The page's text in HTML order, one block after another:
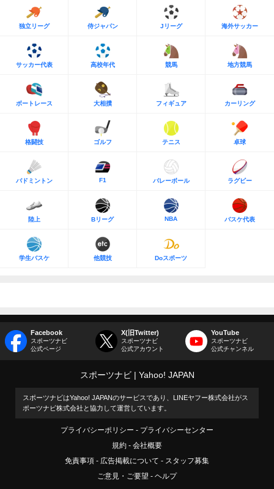
独立リーグ 侍ジャパン Jリーグ 海外サッカー
サッカー代表 高校年代 競馬 地方競馬
ボートレース 大相撲 フィギュア カーリング
格闘技 ゴルフ テニス 卓球
バドミントン F1 バレーボール ラグビー
陸上 Bリーグ NBA バスケ代表
学生バスケ 他競技 Doスポーツ
Facebook
スポーツナビ
公式ページ
X(旧Twitter)
スポーツナビ
公式アカウント
YouTube
スポーツナビ
公式チャンネル
スポーツナビ Yahoo! JAPAN
スポーツナビはYahoo! JAPANのサービスであり、LINEヤフー株式会社がス
ポーツナビ株式会社と協力して運営しています。
プライバシーポリシー
プライバシーセンター
規約
会社概要
免責事項
広告掲載について
スタッフ募集
ご意見・ご要望
ヘルプ